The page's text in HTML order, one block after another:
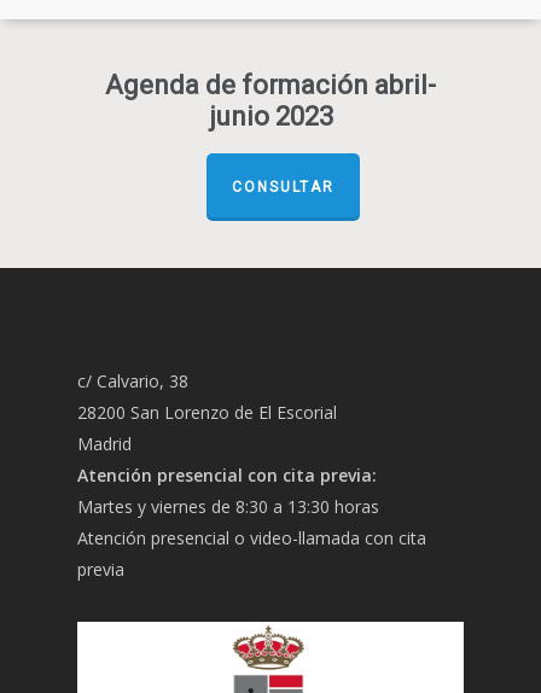
Agenda de formación abril-
junio 2023
CONSULTAR
c/ Calvario, 38
28200 San Lorenzo de El Escorial
Madrid
Atención presencial con cita previa:
Martes y viernes de 8:30 a 13:30 horas
Atención presencial o video-llamada con cita
previa